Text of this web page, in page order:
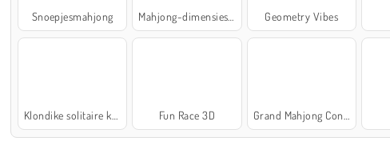
Snoepjesmahjong Mahjong-dimensies: 900 seconden Geometry Vibes
Fun Race 3D